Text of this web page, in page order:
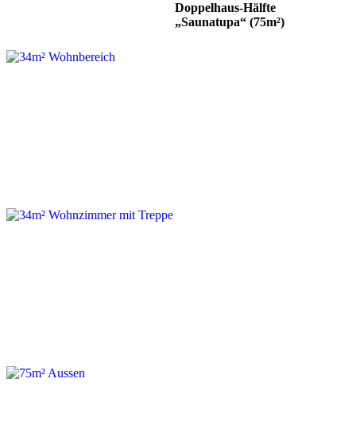
Doppelhaus-Hälfte
„Saunatupa“ (75m²)